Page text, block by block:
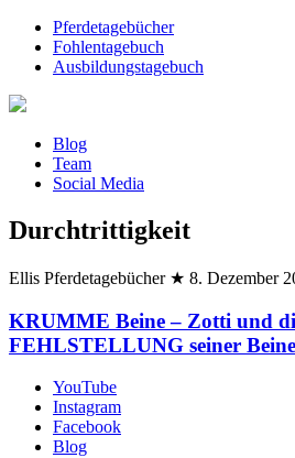
Pferdetagebücher
Fohlentagebuch
Ausbildungstagebuch
Blog
Team
Social Media
Durchtrittigkeit
Ellis Pferdetagebücher ★ 8. Dezember
KRUMME Beine – Zotti und
FEHLSTELLUNG seiner Beine
YouTube
Instagram
Facebook
Blog